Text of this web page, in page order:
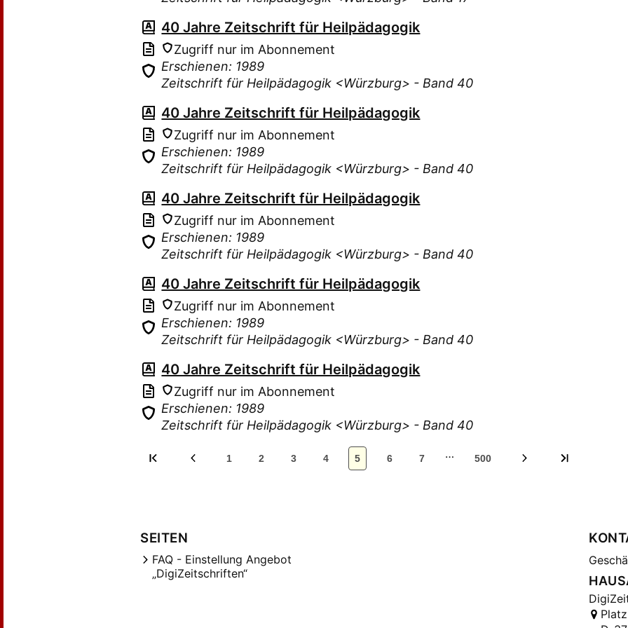
40 Jahre Zeitschrift für Heilpädagogik
Zugriff nur im Abonnement
Erschienen: 1989
Zeitschrift für Heilpädagogik <Würzburg> - Band 40
40 Jahre Zeitschrift für Heilpädagogik
Zugriff nur im Abonnement
Erschienen: 1989
Zeitschrift für Heilpädagogik <Würzburg> - Band 40
40 Jahre Zeitschrift für Heilpädagogik
Zugriff nur im Abonnement
Erschienen: 1989
Zeitschrift für Heilpädagogik <Würzburg> - Band 40
40 Jahre Zeitschrift für Heilpädagogik
Zugriff nur im Abonnement
Erschienen: 1989
Zeitschrift für Heilpädagogik <Würzburg> - Band 40
40 Jahre Zeitschrift für Heilpädagogik
Zugriff nur im Abonnement
Erschienen: 1989
Zeitschrift für Heilpädagogik <Würzburg> - Band 40
1 2 3 4 5 6 7 … 500
SEITEN
FAQ - Einstellung Angebot
„DigiZeitschriften“